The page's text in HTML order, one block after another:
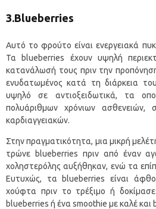
3.Blueberries
Αυτό το φρούτο είναι ενεργειακά
Τα blueberries έχουν υψηλή
κατανάλωσή τους πριν την
ενυδατωμένος κατά τη διάρκεια του
υψηλό σε αντιοξειδωτικά, τα
πολυάριθμων χρόνιων ασθενειών,
καρδιαγγειακών.
Στην πραγματικότητα, μια μικρή
τρώνε blueberries πριν από έναν
χοληστερόλης αυξήθηκαν, ενώ τα
Ευτυχώς, τα blueberries είναι
χούφτα πριν το τρέξιμο ή
blueberries ή ένα smoothie με καλέ και